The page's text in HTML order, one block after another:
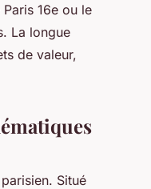
16e ou le
La longue
de valeur,
Situé